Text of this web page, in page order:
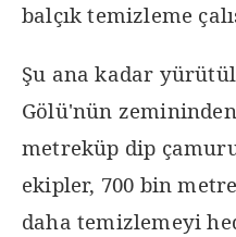
balçık temizleme
Şu ana kadar
Gölü'nün
metreküp dip
ekipler, 700 bin
daha temizlemeyi